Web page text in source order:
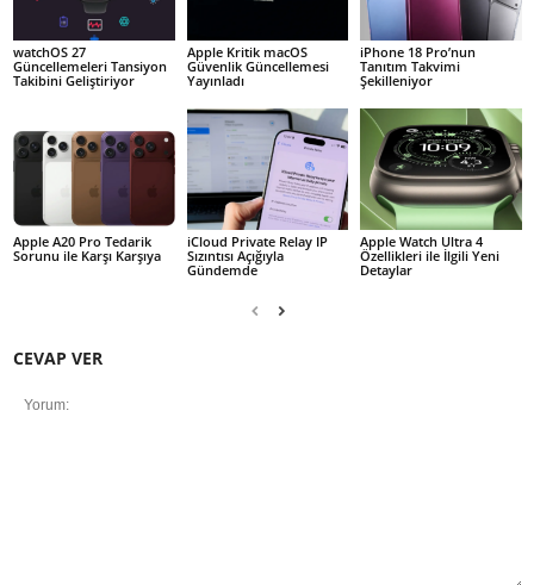
watchOS 27
Güncellemeleri Tansiyon
Takibini Geliştiriyor
Apple Kritik macOS
Güvenlik Güncellemesi
Yayınladı
iPhone 18 Pro’nun
Tanıtım Takvimi
Şekilleniyor
Apple A20 Pro Tedarik
Sorunu ile Karşı Karşıya
iCloud Private Relay IP
Sızıntısı Açığıyla
Gündemde
Apple Watch Ultra 4
Özellikleri ile İlgili Yeni
Detaylar
CEVAP VER